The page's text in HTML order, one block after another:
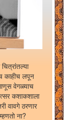
काहीच लपून
वेगळ्याच
कशाकशाला
वावगे ठरणार
ना?